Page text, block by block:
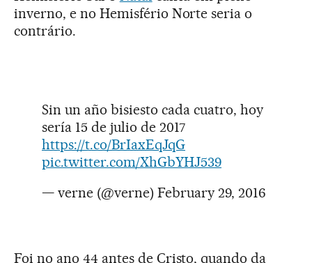
inverno, e no Hemisfério Norte seria o
contrário.
Sin un año bisiesto cada cuatro, hoy
sería 15 de julio de 2017
https://t.co/BrIaxEqJqG
pic.twitter.com/XhGbYHJ539
— verne (@verne) February 29, 2016
Foi no ano 44 antes de Cristo, quando da